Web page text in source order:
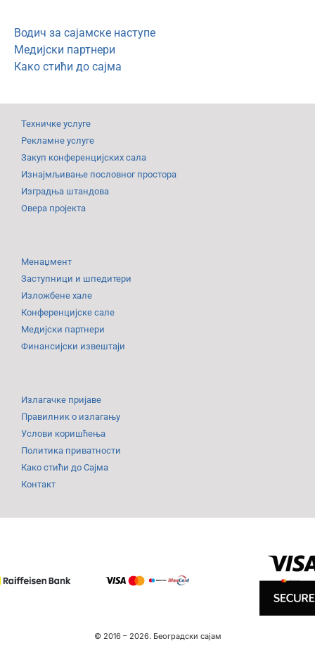
Водич за сајамске наступе
Медијски партнери
Како стићи до сајма
Техничке услуге
Рекламне услуге
Закуп конференцијских сала
Изнајмљивање пословног простора
Изградња штандова
Овера пројекта
Менаџмент
Заступници и шпедитери
Изложбене хале
Конференцијске сале
Медијски партнери
Финансијски извештаји
Излагачке пријаве
Правилник о излагању
Услови коришћења
Политика приватности
Како стићи до Сајма
Контакт
© 2016 – 2026. Београдски сајам